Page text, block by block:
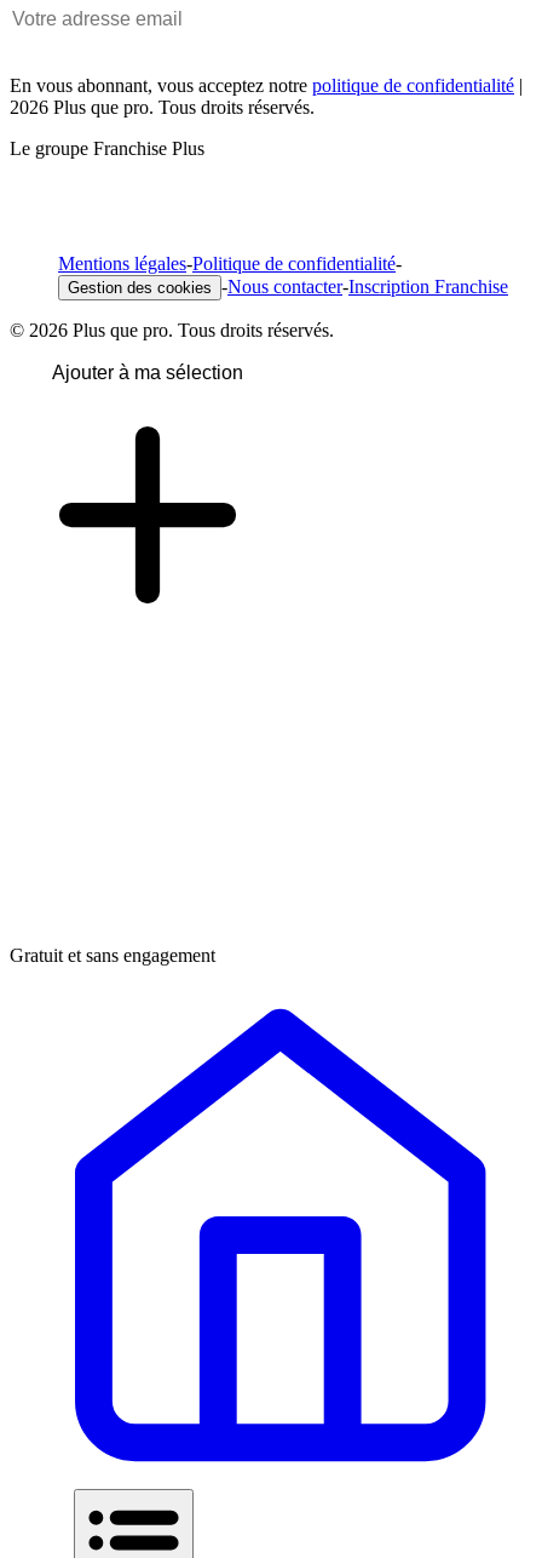
En vous abonnant, vous acceptez notre politique de confidentialité |
2026 Plus que pro. Tous droits réservés.
Le groupe Franchise Plus
Mentions légales-Politique de confidentialité-
Gestion des cookies -Nous contacter-Inscription Franchise
© 2026 Plus que pro. Tous droits réservés.
Ajouter à ma sélection
Gratuit et sans engagement